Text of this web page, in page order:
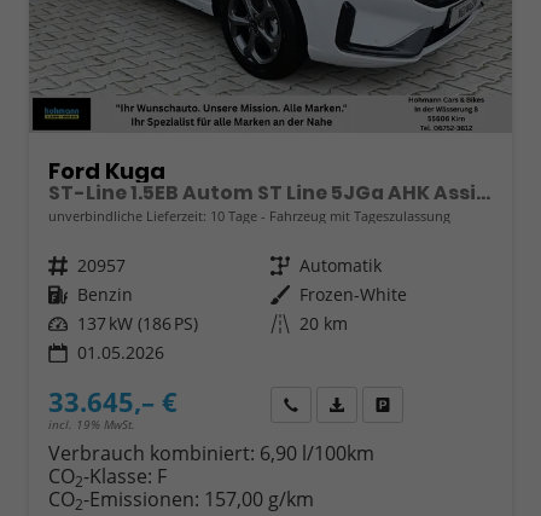
Ford Kuga
ST-Line 1.5EB Autom ST Line 5JGa AHK Assistenzpaket
unverbindliche Lieferzeit: 10 Tage Fahrzeug mit Tageszulassung
Fahrzeugnr. 20957 Getriebe Automatik
Kraftstoff Benzin Außenfarbe Frozen-White
Leistung 137 kW (186 PS) Kilometerstand 20 km
01.05.2026
33.645,– €
incl. 19% MwSt.
Wir rufen Sie anFahrzeugexposé (PDF)
Verbrauch kombiniert: 6,90 l/100km
CO2-Klasse: F
CO2-Emissionen: 157,00 g/km